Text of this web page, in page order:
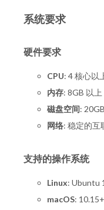
系统要求
硬件要求
CPU: 4 核心以
内存: 8GB 以上
磁盘空间:
网络: 稳定的互
支持的操作系统
Linux: Ubuntu
macOS: